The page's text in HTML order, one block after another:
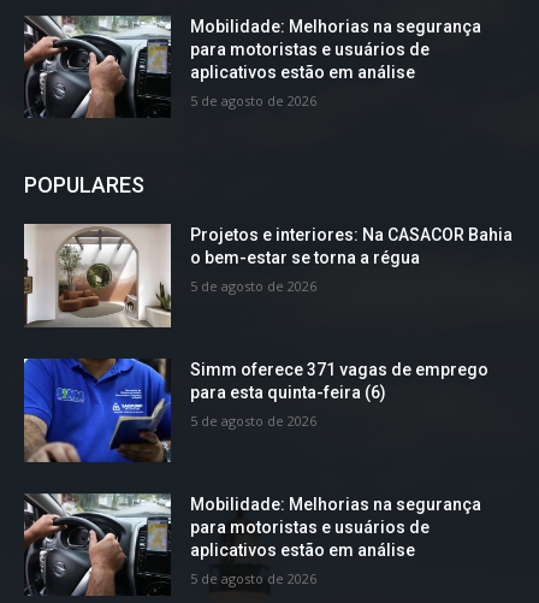
Mobilidade: Melhorias na segurança
para motoristas e usuários de
aplicativos estão em análise
5 de agosto de 2026
POPULARES
Projetos e interiores: Na CASACOR Bahia
o bem-estar se torna a régua
5 de agosto de 2026
Simm oferece 371 vagas de emprego
para esta quinta-feira (6)
5 de agosto de 2026
Mobilidade: Melhorias na segurança
para motoristas e usuários de
aplicativos estão em análise
5 de agosto de 2026